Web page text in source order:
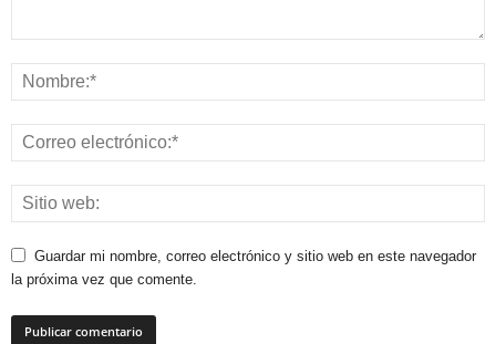
Guardar mi nombre, correo electrónico y sitio web en este navegador
la próxima vez que comente.